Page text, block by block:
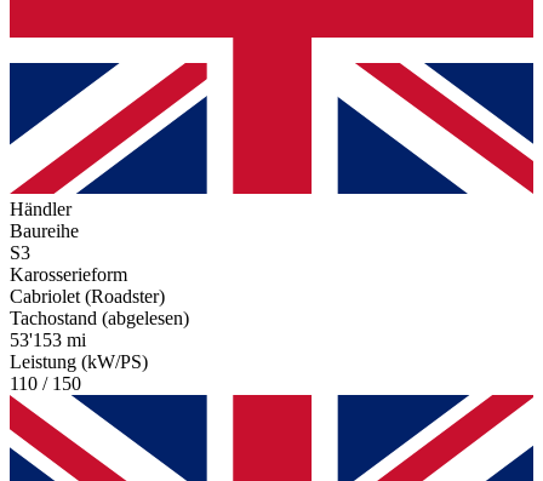
Händler
Baureihe
S3
Karosserieform
Cabriolet (Roadster)
Tachostand (abgelesen)
53'153 mi
Leistung (kW/PS)
110 / 150